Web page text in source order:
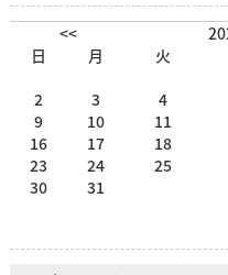
<<
日
月 火
2
3 4
9
10 11
16
17 18
23
24 25
30
31